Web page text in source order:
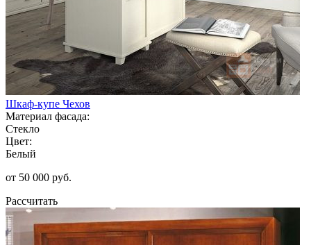
Шкаф-купе Чехов
Материал фасада:
Стекло
Цвет:
Белый
от 50 000 руб.
Рассчитать